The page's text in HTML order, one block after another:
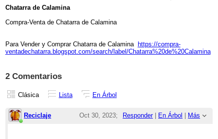
Chatarra de Calamina
Compra-Venta de Chatarra de Calamina
Para Vender y Comprar Chatarra de Calamina https://compra-
ventadechatarra.blogspot.com/search/label/Chatarra%20de%20Calamina
2 Comentarios
Clásica Lista En Árbol
Reciclaje Responder| En Árbol Más
Oct 30, 2023;